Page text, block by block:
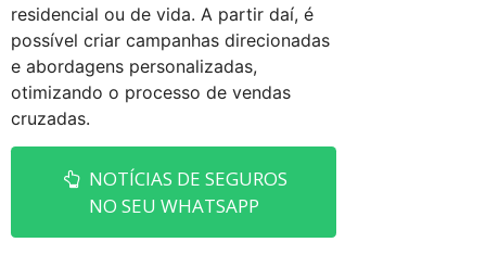
residencial ou de vida. A partir daí, é
possível criar campanhas direcionadas
e abordagens personalizadas,
otimizando o processo de vendas
cruzadas.
NOTÍCIAS DE SEGUROS
NO SEU WHATSAPP